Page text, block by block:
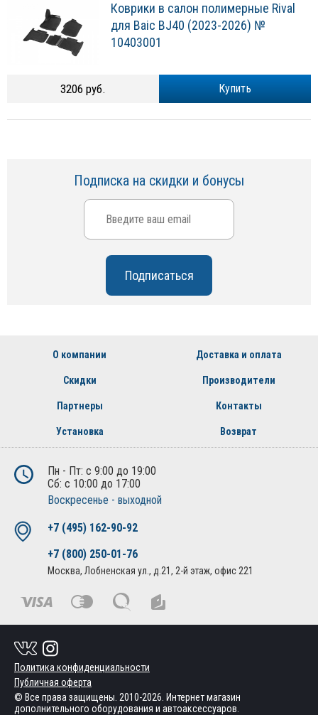
Коврики в салон полимерные Rival
для Baic BJ40 (2023-2026) №
10403001
Купить
3206 руб.
Подписка на скидки и бонусы
О компании Доставка и оплата
Скидки Производители
Партнеры Контакты
Установка Возврат
Пн - Пт: с 9:00 до 19:00
Сб: с 10:00 до 17:00
Воскресенье - выходной
+7 (495) 162-90-92
+7 (800) 250-01-76
Москва, Лобненская ул., д.21, 2-й этаж, офис 221
Политика конфиденциальности
Публичная оферта
© Все права защищены. 2010-2026. Интернет магазин
дополнительного оборудования и автоаксессуаров.